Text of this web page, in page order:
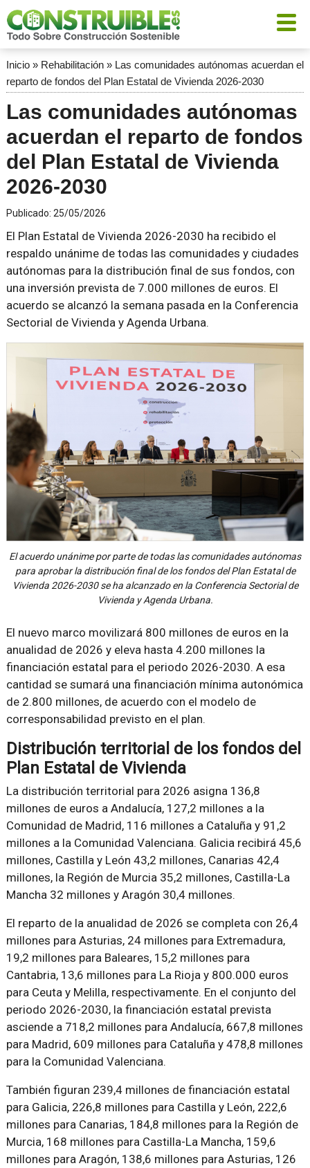
Inicio» Rehabilitación» Las comunidades autónomas acuerdan el
reparto de fondos del Plan Estatal de Vivienda 2026-2030
Las comunidades autónomas
acuerdan el reparto de fondos
del Plan Estatal de Vivienda
2026-2030
Publicado: 25/05/2026
El Plan Estatal de Vivienda 2026-2030 ha recibido el
respaldo unánime de todas las comunidades y ciudades
autónomas para la distribución final de sus fondos, con
una inversión prevista de 7.000 millones de euros. El
acuerdo se alcanzó la semana pasada en la Conferencia
Sectorial de Vivienda y Agenda Urbana.
El acuerdo unánime por parte de todas las comunidades autónomas
para aprobar la distribución final de los fondos del Plan Estatal de
Vivienda 2026-2030 se ha alcanzado en la Conferencia Sectorial de
Vivienda y Agenda Urbana.
El nuevo marco movilizará 800 millones de euros en la
anualidad de 2026 y eleva hasta 4.200 millones la
financiación estatal para el periodo 2026-2030. A esa
cantidad se sumará una financiación mínima autonómica
de 2.800 millones, de acuerdo con el modelo de
corresponsabilidad previsto en el plan.
Distribución territorial de los fondos del
Plan Estatal de Vivienda
La distribución territorial para 2026 asigna 136,8
millones de euros a Andalucía, 127,2 millones a la
Comunidad de Madrid, 116 millones a Cataluña y 91,2
millones a la Comunidad Valenciana. Galicia recibirá 45,6
millones, Castilla y León 43,2 millones, Canarias 42,4
millones, la Región de Murcia 35,2 millones, Castilla-La
Mancha 32 millones y Aragón 30,4 millones.
El reparto de la anualidad de 2026 se completa con 26,4
millones para Asturias, 24 millones para Extremadura,
19,2 millones para Baleares, 15,2 millones para
Cantabria, 13,6 millones para La Rioja y 800.000 euros
para Ceuta y Melilla, respectivamente. En el conjunto del
periodo 2026-2030, la financiación estatal prevista
asciende a 718,2 millones para Andalucía, 667,8 millones
para Madrid, 609 millones para Cataluña y 478,8 millones
para la Comunidad Valenciana.
También figuran 239,4 millones de financiación estatal
para Galicia, 226,8 millones para Castilla y León, 222,6
millones para Canarias, 184,8 millones para la Región de
Murcia, 168 millones para Castilla-La Mancha, 159,6
millones para Aragón, 138,6 millones para Asturias, 126